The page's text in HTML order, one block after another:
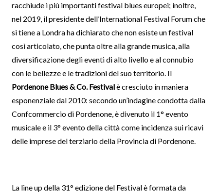
racchiude i più importanti festival blues europei; inoltre,
nel 2019, il presidente dell’International Festival Forum che
si tiene a Londra ha dichiarato che non esiste un festival
così articolato, che punta oltre alla grande musica, alla
diversificazione degli eventi di alto livello e al connubio
con le bellezze e le tradizioni del suo territorio. Il
Pordenone Blues & Co. Festivalè cresciuto in maniera
esponenziale dal 2010: secondo un’indagine condotta dalla
Confcommercio di Pordenone, è divenuto il 1° evento
musicale e il 3° evento della città come incidenza sui ricavi
delle imprese del terziario della Provincia di Pordenone.
La line up della 31° edizione del Festival è formata da